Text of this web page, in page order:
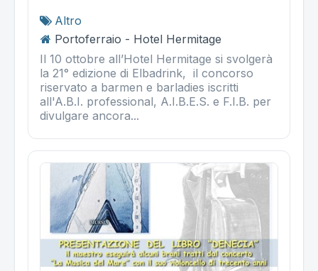
Altro
Portoferraio - Hotel Hermitage
Il 10 ottobre all’Hotel Hermitage si svolgerà
la 21° edizione di Elbadrink, il concorso
riservato a barmen e barladies iscritti
all'A.B.I. professional, A.I.B.E.S. e F.I.B. per
divulgare ancora...